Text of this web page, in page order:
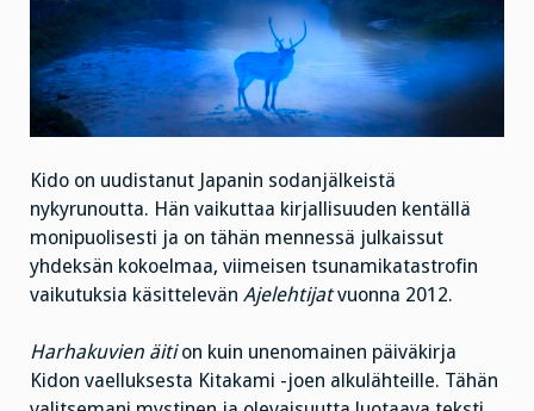
Kido on uudistanut Japanin sodanjälkeistä
nykyrunoutta. Hän vaikuttaa kirjallisuuden kentällä
monipuolisesti ja on tähän mennessä julkaissut
yhdeksän kokoelmaa, viimeisen tsunamikatastrofin
vaikutuksia käsittelevän Ajelehtijatvuonna 2012.
Harhakuvien äition kuin unenomainen päiväkirja
Kidon vaelluksesta Kitakami -joen alkulähteille. Tähän